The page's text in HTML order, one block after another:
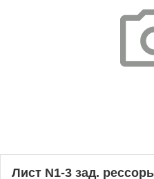
Лист N1-3 зад.